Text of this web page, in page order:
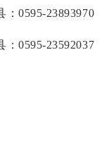
：0595-23893970
：0595-23592037